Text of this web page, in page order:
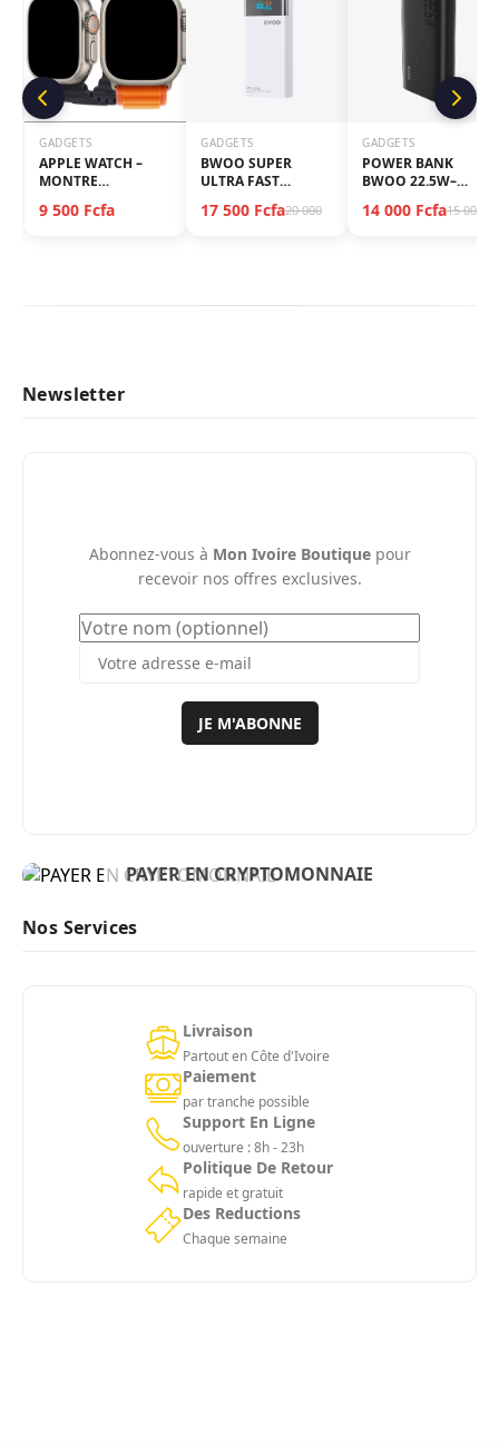
GADGETS
APPLE WATCH –
MONTRE
9 500 Fcfa
GADGETS
BWOO SUPER
ULTRA FAST
17 500 Fcfa20 000
GADGETS
POWER BANK
BWOO 22.5W–
14 000 Fcfa15 000
Newsletter
Abonnez-vous à Mon Ivoire Boutiquepour
recevoir nos offres exclusives.
JE M'ABONNE
PAYER EN CRYPTOMONNAIE
Nos Services
Livraison
Partout en Côte d'Ivoire
Paiement
par tranche possible
Support En Ligne
ouverture : 8h - 23h
Politique De Retour
rapide et gratuit
Des Reductions
Chaque semaine